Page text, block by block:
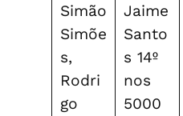
Simão
Simõe
s,
Rodri
go
Jaime
Santo
s 14º
nos
5000